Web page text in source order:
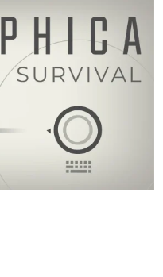
ボス」… ゲームにまつわる言葉
ンピューター文化史研究家・タ